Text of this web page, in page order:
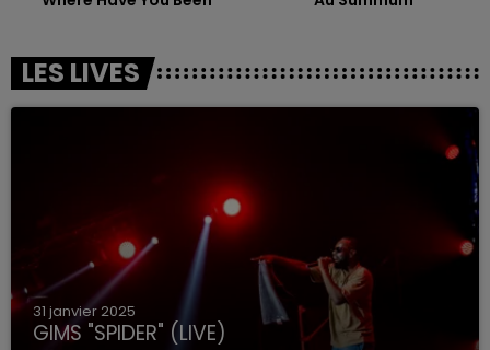
LES LIVES
31 janvier 2025
GIMS "SPIDER" (LIVE)